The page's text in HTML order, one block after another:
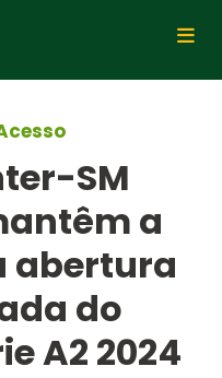
SM
a
abertura
do
A2 2024